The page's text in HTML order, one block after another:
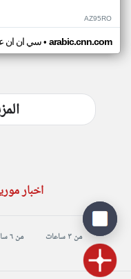
AZ95RO
سي ان ان• arabic.cnn.com
اخبار
من ٣ ساعات من ٦ ساعات